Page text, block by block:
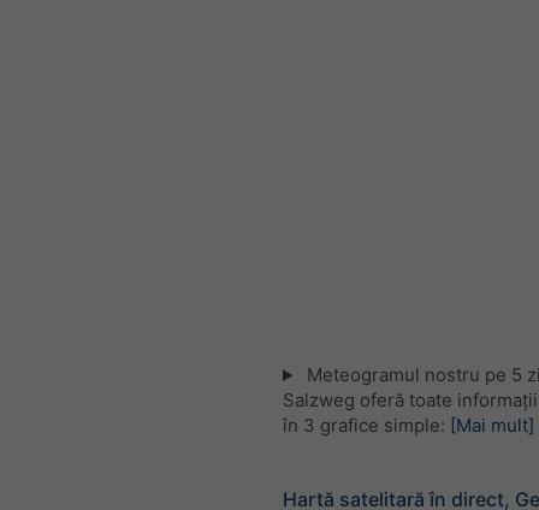
Meteogramul nostru pe 5
Salzweg oferă toate
în 3 grafice simple: [Mai mult]
Hartă satelitară în direct,